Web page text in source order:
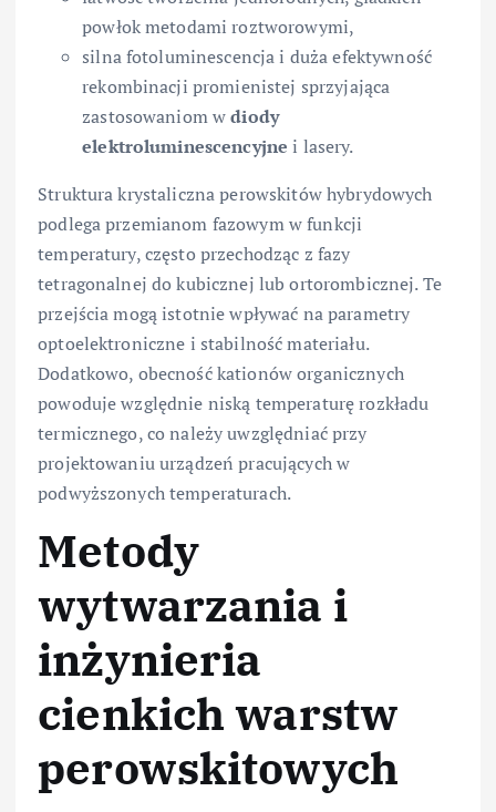
powłok metodami roztworowymi,
silna fotoluminescencja i duża efektywność
rekombinacji promienistej sprzyjająca
zastosowaniom wdiody
elektroluminescencyjne i lasery.
Struktura krystaliczna perowskitów hybrydowych
podlega przemianom fazowym w funkcji
temperatury, często przechodząc z fazy
tetragonalnej do kubicznej lub ortorombicznej. Te
przejścia mogą istotnie wpływać na parametry
optoelektroniczne i stabilność materiału.
Dodatkowo, obecność kationów organicznych
powoduje względnie niską temperaturę rozkładu
termicznego, co należy uwzględniać przy
projektowaniu urządzeń pracujących w
podwyższonych temperaturach.
Metody
wytwarzania i
inżynieria
cienkich warstw
perowskitowych